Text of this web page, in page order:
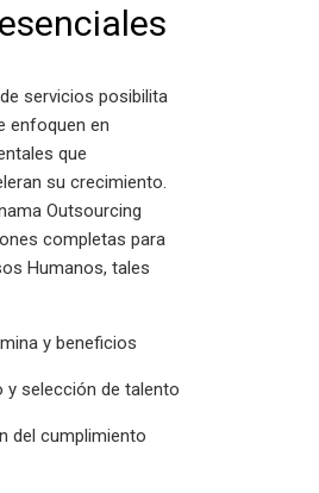
servicios posibilita
enfoquen en
que
su crecimiento.
Outsourcing
completas para
Humanos, tales
y beneficios
y selección de talento
del cumplimiento